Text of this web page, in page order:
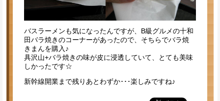
バスラーメンも気になったんですが、B級グルメの十和
田バラ焼きのコーナーがあったので、そちらでバラ焼
きまんを購入♪
具沢山+バラ焼きの味が皮に浸透していて、とても美味
しかったです☆
新幹線開業まで残りあとわずか･･･楽しみですね♪